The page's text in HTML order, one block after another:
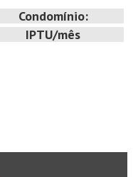
Condomínio:
IPTU/mês